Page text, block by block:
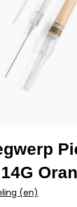
(en)